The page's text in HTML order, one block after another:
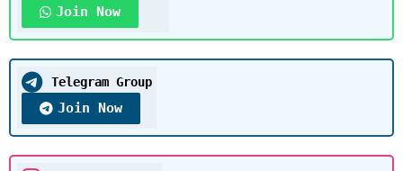
Join Now
Telegram Group
Join Now